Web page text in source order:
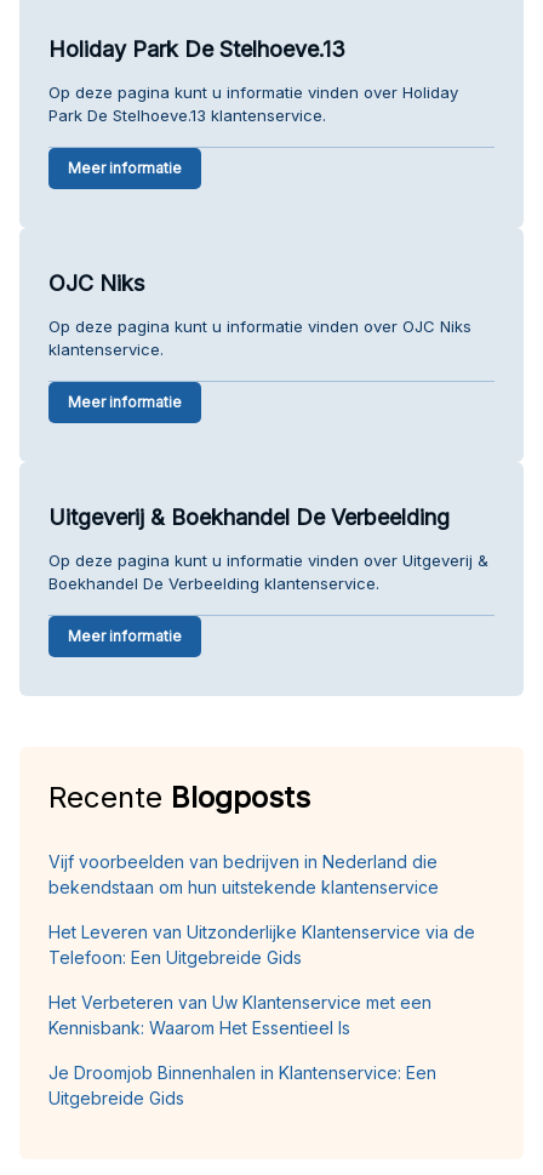
Holiday Park De Stelhoeve.13
Op deze pagina kunt u informatie vinden over Holiday
Park De Stelhoeve.13 klantenservice.
Meer informatie
OJC Niks
Op deze pagina kunt u informatie vinden over OJC Niks
klantenservice.
Meer informatie
Uitgeverij & Boekhandel De Verbeelding
Op deze pagina kunt u informatie vinden over Uitgeverij &
Boekhandel De Verbeelding klantenservice.
Meer informatie
Recente Blogposts
Vijf voorbeelden van bedrijven in Nederland die
bekendstaan om hun uitstekende klantenservice
Het Leveren van Uitzonderlijke Klantenservice via de
Telefoon: Een Uitgebreide Gids
Het Verbeteren van Uw Klantenservice met een
Kennisbank: Waarom Het Essentieel Is
Je Droomjob Binnenhalen in Klantenservice: Een
Uitgebreide Gids